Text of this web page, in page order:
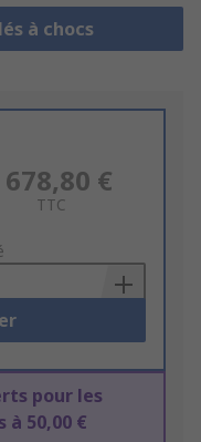
à chocs
678,80 €
TTC
pour les
50,00 €